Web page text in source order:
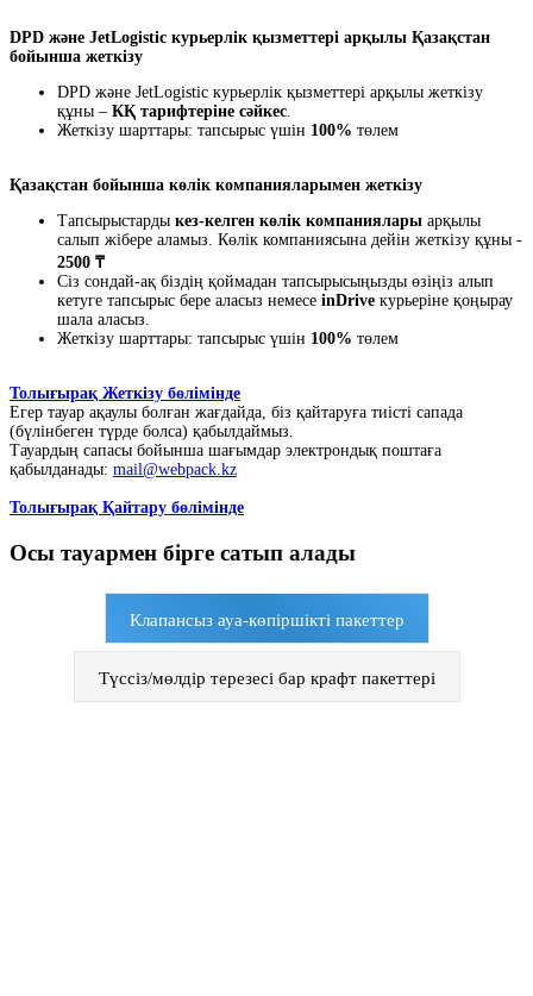
DPD және JetLogistic курьерлік қызметтері арқылы Қазақстан
бойынша жеткізу
DPD және JetLogistic курьерлік қызметтері арқылы жеткізу
құны – КҚ тарифтеріне сәйкес.
Жеткізу шарттары: тапсырыс үшін 100% төлем
Қазақстан бойынша көлік компанияларымен жеткізу
Тапсырыстарды кез-келген көлік компаниялары арқылы
салып жібере аламыз. Көлік компаниясына дейін жеткізу құны -
2500 ₸
Сіз сондай-ақ біздің қоймадан тапсырысыңызды өзіңіз алып
кетуге тапсырыс бере аласыз немесе inDrive курьеріне қоңырау
шала аласыз.
Жеткізу шарттары: тапсырыс үшін 100% төлем
Толығырақ Жеткізу бөлімінде
Егер тауар ақаулы болған жағдайда, біз қайтаруға тиісті сапада
(бүлінбеген түрде болса) қабылдаймыз.
Тауардың сапасы бойынша шағымдар электрондық поштаға
қабылданады: mail@webpack.kz
Толығырақ Қайтару бөлімінде
Осы тауармен бірге сатып алады
Клапансыз ауа-көпіршікті пакеттер
Түссіз/мөлдір терезесі бар крафт пакеттері